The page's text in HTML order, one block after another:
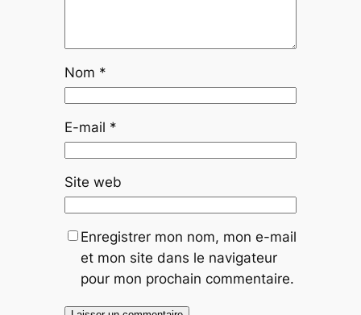
Nom *
E-mail *
Site web
Enregistrer mon nom, mon e-mail
et mon site dans le navigateur
pour mon prochain commentaire.